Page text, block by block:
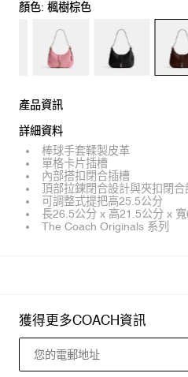
顏色: 楓樹棕色
產品資訊
詳細資料
棒球手套鞣製皮革
單格卡片插槽
內部搭扣閉合插槽
頂部拉鍊閉合設計與夾扣閉
可調整式提把高25.5公分
長26.5公分 x 高21.5公分 x
The Coach Originals 系列
獲得更多COACH資訊